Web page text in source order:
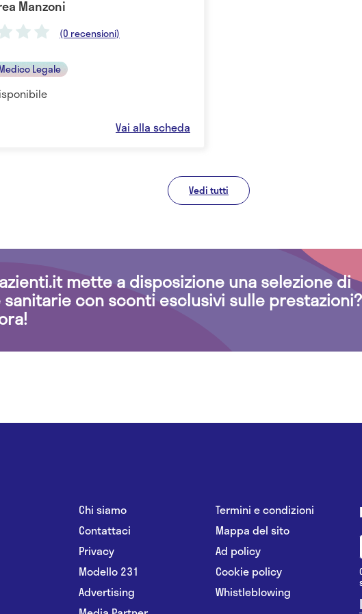
Manzoni
(0 recensioni)
Legale
Vai alla scheda
Vedi tutti
mette a disposizione una selezione di
con sconti esclusivi sulle prestazioni?
Chi siamo
Contattaci
Privacy
Modello 231
Advertising
Termini e condizioni
Mappa del sito
Ad policy
Cookie policy
Whistleblowing